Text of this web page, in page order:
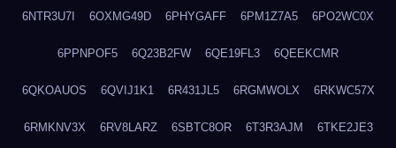
6NTR3U7I 6OXMG49D 6PHYGAFF 6PM1Z7A5 6PO2WC0X
6PPNPOF5 6Q23B2FW 6QE19FL3 6QEEKCMR
6QKOAUOS 6QVIJ1K1 6R431JL5 6RGMWOLX 6RKWC57X
6RMKNV3X 6RV8LARZ 6SBTC8OR 6T3R3AJM 6TKE2JE3